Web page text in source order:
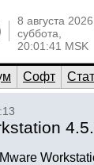
8 августа 2026,
суббота,
20:01:41 MSK
Софт